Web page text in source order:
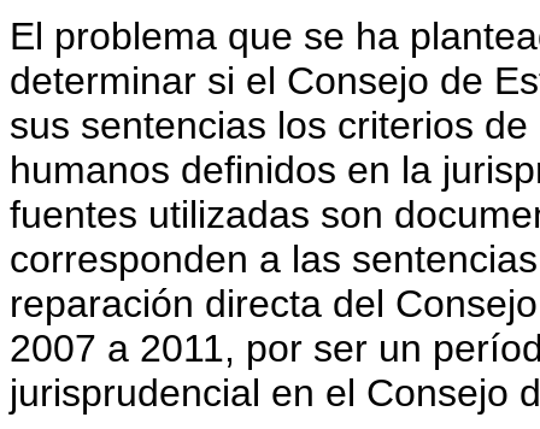
El problema que se ha
determinar si el Consejo de
sus sentencias los criterios
humanos definidos en la
fuentes utilizadas son
corresponden a las
reparación directa del
2007 a 2011, por ser un
jurisprudencial en el Consejo